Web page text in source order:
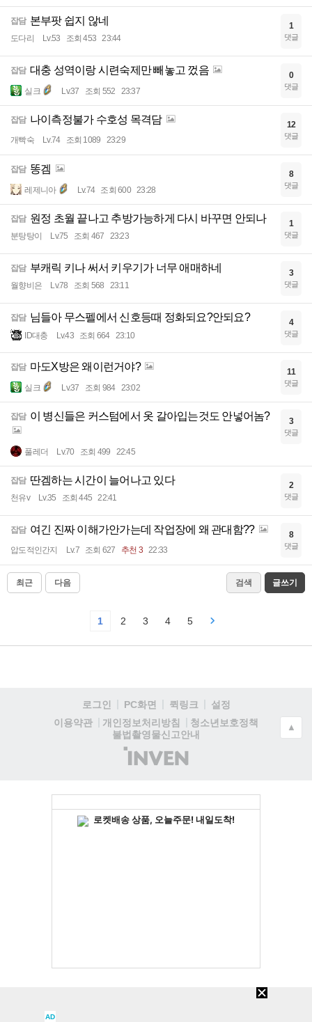
잡담 본부팟 쉽지 않네
도다리 Lv.53 조회 453 23:44
1
댓글
잡담 대충 성역이랑 시련숙제만 빼놓고 껐음
실크 Lv.37 조회 552 23:37
0
댓글
잡담 나이측정불가 수호성 목격담
개빡숙 Lv.74 조회 1089 23:29
12
댓글
잡담 똥겜
레제니아 Lv.74 조회 600 23:28
8
댓글
잡담 원정 초월 끝나고 추방가능하게 다시 바꾸면 안되나
분탕탕이 Lv.75 조회 467 23:23
1
댓글
잡담 부캐릭 키나 써서 키우기가 너무 애매하네
월향비은 Lv.78 조회 568 23:11
3
댓글
잡담 님들아 무스펠에서 신호등때 정화되요?안되요?
ID대충 Lv.43 조회 664 23:10
4
댓글
잡담 마도X방은 왜이런거야?
실크 Lv.37 조회 984 23:02
11
댓글
잡담 이 병신들은 커스텀에서 옷 갈아입는것도 안넣어놈?
풀레더 Lv.70 조회 499 22:45
3
댓글
잡담 딴겜하는 시간이 늘어나고 있다
천유v Lv.35 조회 445 22:41
2
댓글
잡담 여긴 진짜 이해가안가는데 작업장에 왜 관대함??
압도적인간지 Lv.7 조회 627 추천 3 22:33
8
댓글
최근 다음 검색 글쓰기
1 2 3 4 5
로그인 PC화면 퀵링크
설정
이용약관
개인정보처리방침
청소년보호정책
불법촬영물신고안내
(주)
인
▲
AD